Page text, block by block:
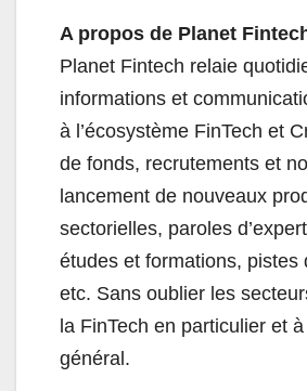
A propos de Planet
Planet Fintech relaie
informations et
à l’écosystème FinTech et
de fonds, recrutements et
lancement de nouveaux
sectorielles, paroles
études et formations, pistes
etc. Sans oublier les
la FinTech en particulier et
général.